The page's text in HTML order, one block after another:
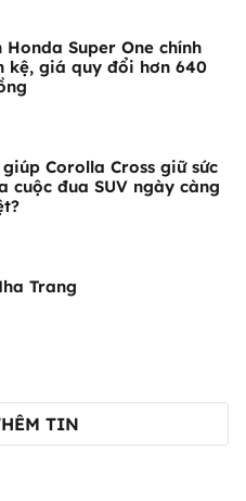
Honda Super One chính
kệ, giá quy đổi hơn 640
Corolla Cross giữ sức
cuộc đua SUV ngày càng
Trang
TIN